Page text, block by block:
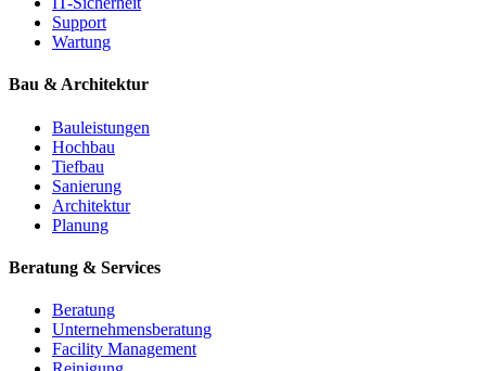
Support
Wartung
Bau & Architektur
Bauleistungen
Hochbau
Tiefbau
Sanierung
Architektur
Planung
Beratung & Services
Beratung
Unternehmensberatung
Facility Management